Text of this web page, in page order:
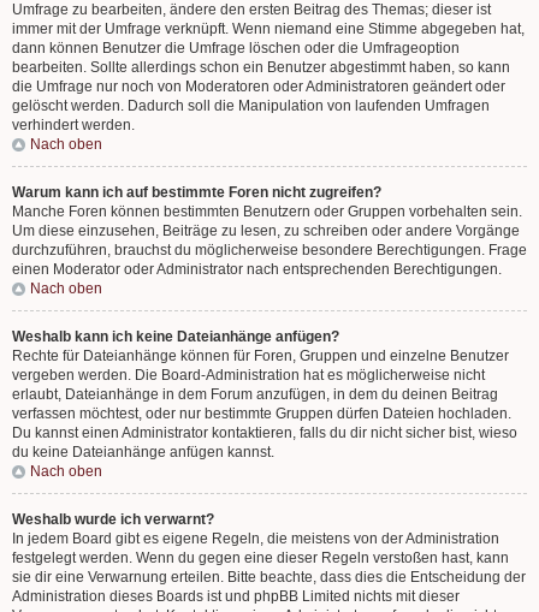
Umfrage zu bearbeiten, ändere den ersten Beitrag des Themas; dieser ist
immer mit der Umfrage verknüpft. Wenn niemand eine Stimme abgegeben hat,
dann können Benutzer die Umfrage löschen oder die Umfrageoption
bearbeiten. Sollte allerdings schon ein Benutzer abgestimmt haben, so kann
die Umfrage nur noch von Moderatoren oder Administratoren geändert oder
gelöscht werden. Dadurch soll die Manipulation von laufenden Umfragen
verhindert werden.
Nach oben
Warum kann ich auf bestimmte Foren nicht zugreifen?
Manche Foren können bestimmten Benutzern oder Gruppen vorbehalten sein.
Um diese einzusehen, Beiträge zu lesen, zu schreiben oder andere Vorgänge
durchzuführen, brauchst du möglicherweise besondere Berechtigungen. Frage
einen Moderator oder Administrator nach entsprechenden Berechtigungen.
Nach oben
Weshalb kann ich keine Dateianhänge anfügen?
Rechte für Dateianhänge können für Foren, Gruppen und einzelne Benutzer
vergeben werden. Die Board-Administration hat es möglicherweise nicht
erlaubt, Dateianhänge in dem Forum anzufügen, in dem du deinen Beitrag
verfassen möchtest, oder nur bestimmte Gruppen dürfen Dateien hochladen.
Du kannst einen Administrator kontaktieren, falls du dir nicht sicher bist, wieso
du keine Dateianhänge anfügen kannst.
Nach oben
Weshalb wurde ich verwarnt?
In jedem Board gibt es eigene Regeln, die meistens von der Administration
festgelegt werden. Wenn du gegen eine dieser Regeln verstoßen hast, kann
sie dir eine Verwarnung erteilen. Bitte beachte, dass dies die Entscheidung der
Administration dieses Boards ist und phpBB Limited nichts mit dieser